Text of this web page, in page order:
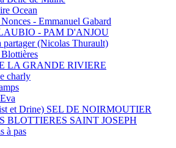
Ocean
- Emmanuel Gabard
- PAM D'ANJOU
partager (Nicolas Thurault)
LA GRANDE RIVIERE
charly
et Drine) SEL DE NOIRMOUTIER
BLOTTIERES SAINT JOSEPH
à pas